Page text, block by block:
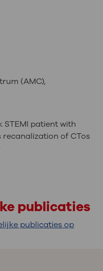
(AMC),
patient with
recanalization of CTos
publicaties
publicaties op